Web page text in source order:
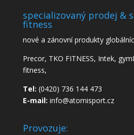
specializovaný prodej &
fitness
nové a zánovní produkty
Precor, TKO FITNESS, Intek,
fitness,
Tel: (0420) 736 144 473
E-mail: info@atomisport.cz
Provozuje: